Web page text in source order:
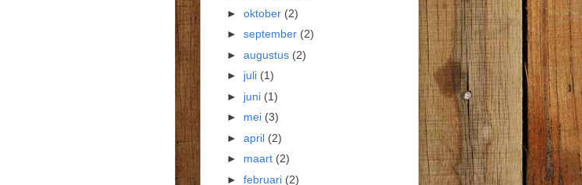
► oktober (2)
► september (2)
► augustus (2)
► juli (1)
► juni (1)
► mei (3)
► april (2)
► maart (2)
► februari (2)